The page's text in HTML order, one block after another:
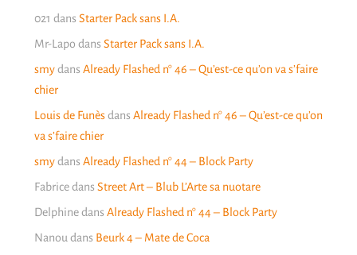
021 dans Starter Pack sans I.A.
Mr-Lapo dans Starter Pack sans I.A.
smydans Already Flashed n° 46 – Qu’est-ce qu’on va s’faire
chier
Louis de Funèsdans Already Flashed n° 46 – Qu’est-ce qu’on
va s’faire chier
smydans Already Flashed n° 44 – Block Party
Fabricedans Street Art – Blub L’Arte sa nuotare
Delphinedans Already Flashed n° 44 – Block Party
Nanou dans Beurk 4 – Mate de Coca